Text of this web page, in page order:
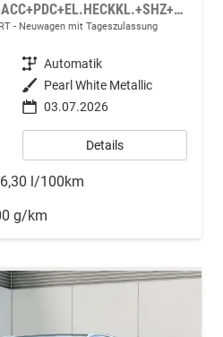
N-CONNECTA KAMERA+ACC+PDC+EL.HECKKL.+SHZ+LED
Neuwagen mit Tageszulassung
Getriebe Automatik
Außenfarbe Pearl White Metallic
03.07.2026
Details
6,30 l/100km
g/km